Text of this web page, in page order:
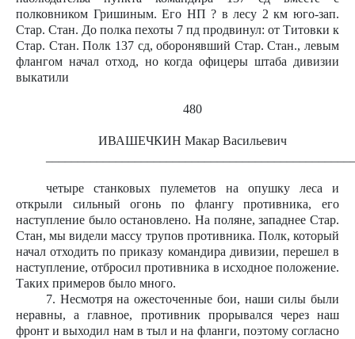
полковником Гришиным. Его НП ? в лесу 2 км юго-зап.
Стар. Стан. До полка пехоты 7 пд продвинул: от Титовки к
Стар. Стан. Полк 137 сд, оборонявший Стар. Стан., левым
флангом начал отход, но когда офицеры штаба дивизии
выкатили
480
ИВАШЕЧКИН Макар Васильевич
четыре станковых пулеметов на опушку леса и
открыли сильный огонь по флангу противника, его
наступление было остановлено. На поляне, западнее Стар.
Стан, мы видели массу трупов противника. Полк, который
начал отходить по приказу командира дивизии, перешел в
наступление, отбросил противника в исходное положение.
Таких примеров было много.
7. Несмотря на ожесточенные бои, наши силы были
неравны, а главное, противник прорывался через наш
фронт и выходил нам в тыл и на фланги, поэтому согласно